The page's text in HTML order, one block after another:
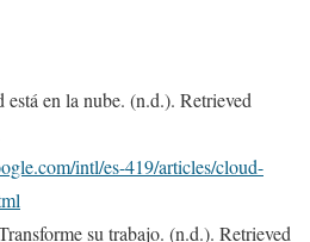
en la nube. (n.d.). Retrieved
intl/es-419/articles/cloud-
su trabajo. (n.d.). Retrieved